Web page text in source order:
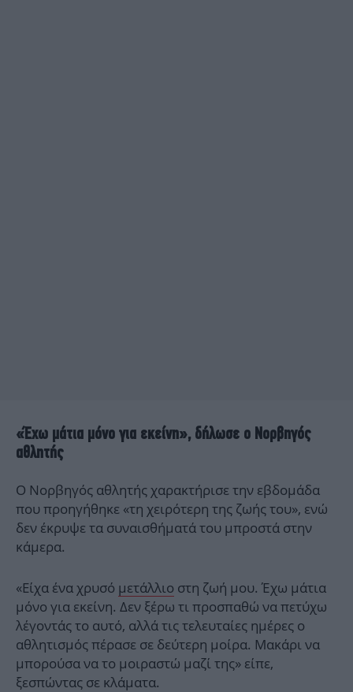
«Έχω μάτια μόνο για εκείνη», δήλωσε ο Νορβηγός
αθλητής
Ο Νορβηγός αθλητής χαρακτήρισε την εβδομάδα
που προηγήθηκε «τη χειρότερη της ζωής του», ενώ
δεν έκρυψε τα συναισθήματά του μπροστά στην
κάμερα.
«Είχα ένα χρυσό μετάλλιο στη ζωή μου. Έχω μάτια
μόνο για εκείνη. Δεν ξέρω τι προσπαθώ να πετύχω
λέγοντάς το αυτό, αλλά τις τελευταίες ημέρες ο
αθλητισμός πέρασε σε δεύτερη μοίρα. Μακάρι να
μπορούσα να το μοιραστώ μαζί της» είπε,
ξεσπώντας σε κλάματα.